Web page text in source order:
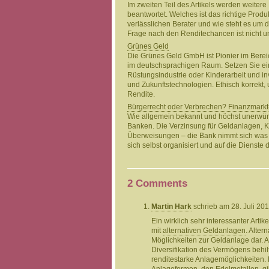
Im zweiten Teil des Artikels werden
beantwortet. Welches ist das richtige
verlässlichen Berater und wie steht es um
Frage nach den Renditechancen ist nicht
Grünes Geld
Die Grünes Geld GmbH ist Pionier im
im deutschsprachigen Raum. Setzen Sie
Rüstungsindustrie oder Kinderarbeit und
und Zukunftstechnologien. Ethisch
Rendite.
Bürgerrecht oder Verbrechen?
Wie allgemein bekannt und höchst
Banken. Die Verzinsung für Geldanlagen,
Überweisungen – die Bank nimmt sich
sich selbst organisiert und auf die Dienste
2 Comments
Martin Hark schrieb am 28. Juli
Ein wirklich sehr interessanter
mitalternativen Geldanlagen.
Möglichkeiten zur Geldanlage dar.
Diversifikation des Vermögens
renditestarke